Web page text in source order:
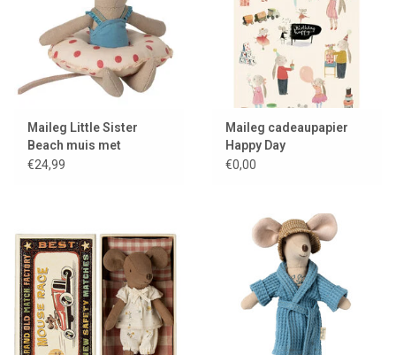
Maileg Little Sister
Beach muis met
zwemband
€24,99
Maileg cadeaupapier
Happy Day
€0,00